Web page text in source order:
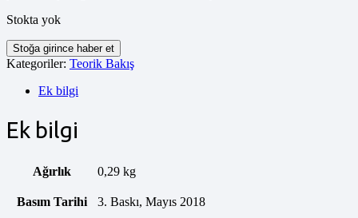
Stokta yok
Stoğa girince haber et
Kategoriler: Teorik Bakış
Ek bilgi
Ek bilgi
Ağırlık 0,29 kg
Basım Tarihi 3. Baskı, Mayıs 2018